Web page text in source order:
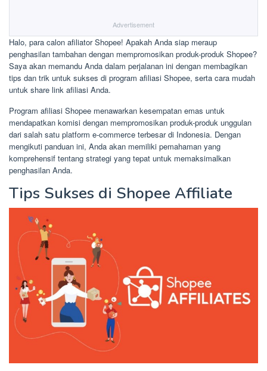
Advertisement
Halo, para calon afiliator Shopee! Apakah Anda siap meraup
penghasilan tambahan dengan mempromosikan produk-produk Shopee?
Saya akan memandu Anda dalam perjalanan ini dengan membagikan
tips dan trik untuk sukses di program afiliasi Shopee, serta cara mudah
untuk share link afiliasi Anda.
Program afiliasi Shopee menawarkan kesempatan emas untuk
mendapatkan komisi dengan mempromosikan produk-produk unggulan
dari salah satu platform e-commerce terbesar di Indonesia. Dengan
mengikuti panduan ini, Anda akan memiliki pemahaman yang
komprehensif tentang strategi yang tepat untuk memaksimalkan
penghasilan Anda.
Tips Sukses di Shopee Affiliate